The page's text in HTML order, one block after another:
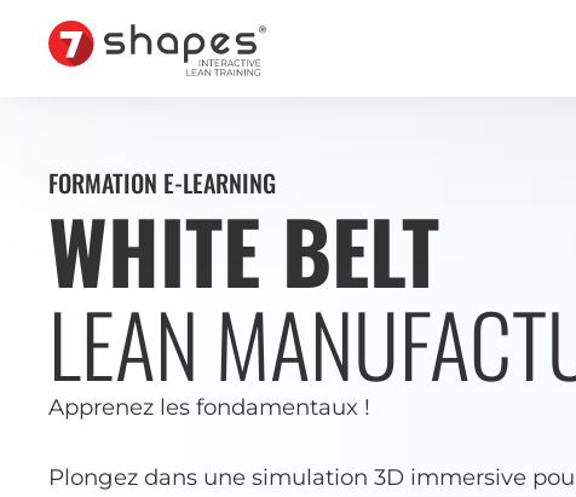
FORMATION E-LEARNING
WHITE BELT
LEAN
Apprenez les fondamentaux !
Plongez dans une simulation 3D immersive